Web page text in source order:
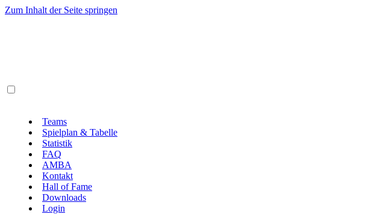
Zum Inhalt der Seite springen
Teams
Spielplan & Tabelle
Statistik
FAQ
AMBA
Kontakt
Hall of Fame
Downloads
Login